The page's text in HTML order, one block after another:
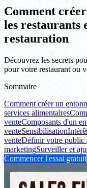
Comment
les restaurants
restauration
Découvrez les secrets
pour votre restaurant ou
Sommaire
Comment créer un
services alimentaires
venteComposants d'un
venteSensibilisation
venteDéfinir votre public
marketingSurveiller et
Commencer l'essai gratuit